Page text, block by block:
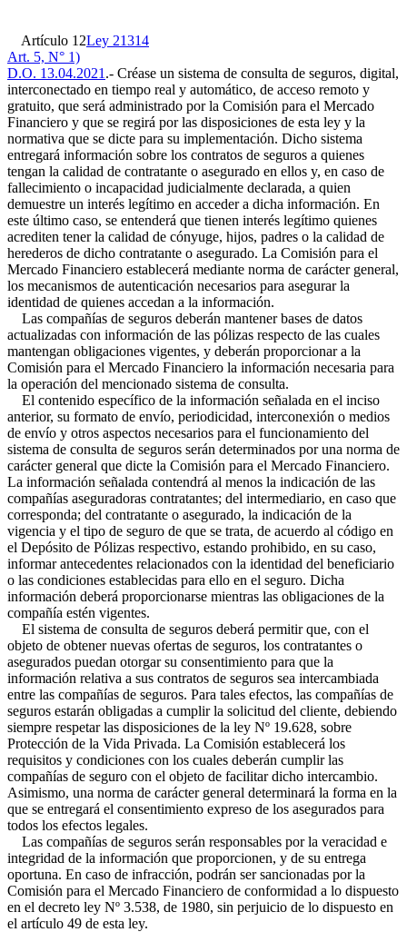
Artículo 12Ley 21314
Art. 5, N° 1)
D.O. 13.04.2021 .- Créase un sistema de consulta de seguros, digital,
interconectado en tiempo real y automático, de acceso remoto y
gratuito, que será administrado por la Comisión para el Mercado
Financiero y que se regirá por las disposiciones de esta ley y la
normativa que se dicte para su implementación. Dicho sistema
entregará información sobre los contratos de seguros a quienes
tengan la calidad de contratante o asegurado en ellos y, en caso de
fallecimiento o incapacidad judicialmente declarada, a quien
demuestre un interés legítimo en acceder a dicha información. En
este último caso, se entenderá que tienen interés legítimo quienes
acrediten tener la calidad de cónyuge, hijos, padres o la calidad de
herederos de dicho contratante o asegurado. La Comisión para el
Mercado Financiero establecerá mediante norma de carácter general,
los mecanismos de autenticación necesarios para asegurar la
identidad de quienes accedan a la información.
Las compañías de seguros deberán mantener bases de datos
actualizadas con información de las pólizas respecto de las cuales
mantengan obligaciones vigentes, y deberán proporcionar a la
Comisión para el Mercado Financiero la información necesaria para
la operación del mencionado sistema de consulta.
El contenido específico de la información señalada en el inciso
anterior, su formato de envío, periodicidad, interconexión o medios
de envío y otros aspectos necesarios para el funcionamiento del
sistema de consulta de seguros serán determinados por una norma de
carácter general que dicte la Comisión para el Mercado Financiero.
La información señalada contendrá al menos la indicación de las
compañías aseguradoras contratantes; del intermediario, en caso que
corresponda; del contratante o asegurado, la indicación de la
vigencia y el tipo de seguro de que se trata, de acuerdo al código en
el Depósito de Pólizas respectivo, estando prohibido, en su caso,
informar antecedentes relacionados con la identidad del beneficiario
o las condiciones establecidas para ello en el seguro. Dicha
información deberá proporcionarse mientras las obligaciones de la
compañía estén vigentes.
El sistema de consulta de seguros deberá permitir que, con el
objeto de obtener nuevas ofertas de seguros, los contratantes o
asegurados puedan otorgar su consentimiento para que la
información relativa a sus contratos de seguros sea intercambiada
entre las compañías de seguros. Para tales efectos, las compañías de
seguros estarán obligadas a cumplir la solicitud del cliente, debiendo
siempre respetar las disposiciones de la ley Nº 19.628, sobre
Protección de la Vida Privada. La Comisión establecerá los
requisitos y condiciones con los cuales deberán cumplir las
compañías de seguro con el objeto de facilitar dicho intercambio.
Asimismo, una norma de carácter general determinará la forma en la
que se entregará el consentimiento expreso de los asegurados para
todos los efectos legales.
Las compañías de seguros serán responsables por la veracidad e
integridad de la información que proporcionen, y de su entrega
oportuna. En caso de infracción, podrán ser sancionadas por la
Comisión para el Mercado Financiero de conformidad a lo dispuesto
en el decreto ley Nº 3.538, de 1980, sin perjuicio de lo dispuesto en
el artículo 49 de esta ley.